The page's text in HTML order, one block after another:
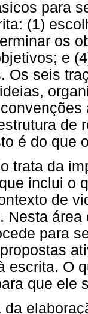
para
(1)
os
e
Os seis
de
é do que
trata da
inclui o
de
Nesta
para
escrita. O
que ele
da